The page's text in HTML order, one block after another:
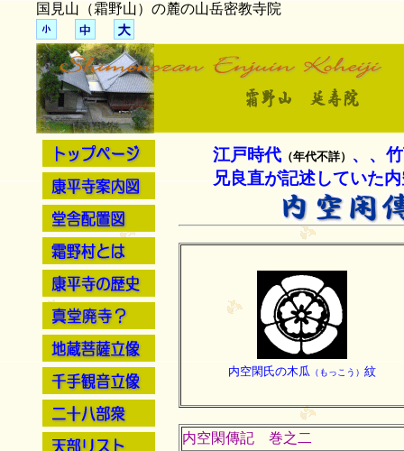
国見山（霜野山）の麓の
江戸時代 （年代不詳）
、、
兄良直が記述していた内
内空閑氏の木瓜 （もっこう） 紋
内空閑傳記 巻之二